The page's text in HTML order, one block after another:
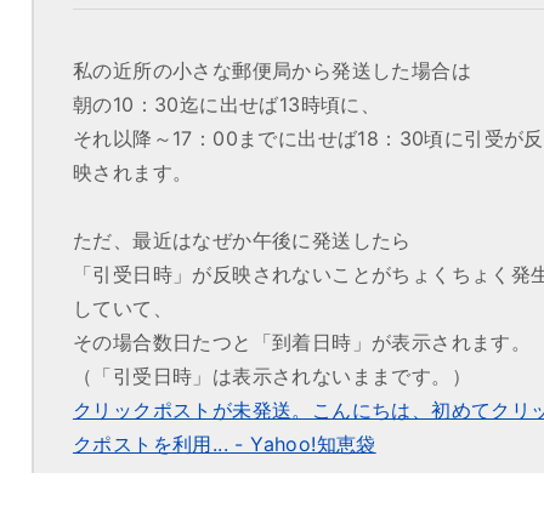
私の近所の小さな郵便局から発送した場合は
朝の10：30迄に出せば13時頃に、
それ以降～17：00までに出せば18：30頃に引受が反
映されます。
ただ、最近はなぜか午後に発送したら
「引受日時」が反映されないことがちょくちょく発
していて、
その場合数日たつと「到着日時」が表示されます。
（「引受日時」は表示されないままです。）
クリックポストが未発送。こんにちは、初めてクリ
クポストを利用... - Yahoo!知恵袋